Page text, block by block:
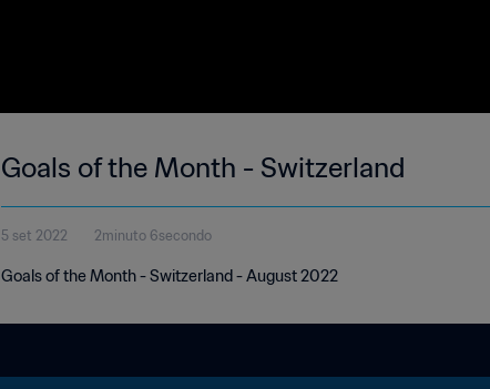
Goals of the Month - Switzerland
5 set 2022 2minuto 6secondo
Goals of the Month - Switzerland - August 2022